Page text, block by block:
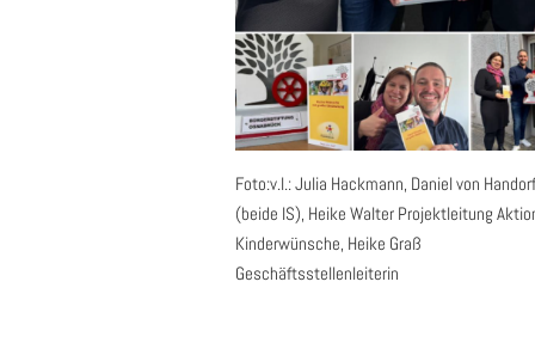
Foto:v.l.: Julia Hackmann, Daniel von
(beide IS), Heike Walter Projektleitung
Kinderwünsche, Heike Graß
Geschäftsstellenleiterin